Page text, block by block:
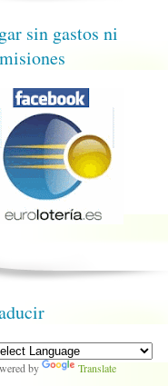
sin gastos ni
by Translate